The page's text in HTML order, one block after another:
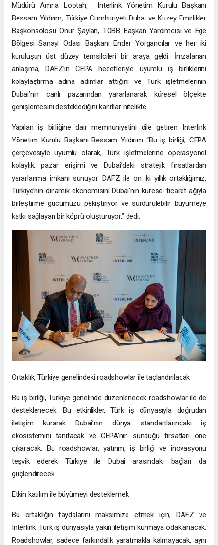
Müdürü Amna Lootah, Interlink Yönetim Kurulu Başkanı
Bessam Yıldırım, Türkiye Cumhuriyeti Dubai ve Kuzey Emirlikler
Başkonsolosu Onur Şaylan, TOBB Başkan Yardımcısı ve Ege
Bölgesi Sanayi Odası Başkanı Ender Yorgancılar ve her iki
kuruluşun üst düzey temsilcileri bir araya geldi. İmzalanan
anlaşma, DAFZ’ın CEPA hedefleriyle uyumlu iş birliklerini
kolaylaştırma adına adımlar attığını ve Türk işletmelerinin
Dubai’nin canlı pazarından yararlanarak küresel ölçekte
genişlemesini desteklediğini kanıtlar nitelikte.
Yapılan iş birliğine dair memnuniyetini dile getiren Interlink
Yönetim Kurulu Başkanı Bessam Yıldırım “Bu iş birliği, CEPA
çerçevesiyle uyumlu olarak, Türk işletmelerine operasyonel
kolaylık, pazar erişimi ve Dubai’deki stratejik fırsatlardan
yararlanma imkanı sunuyor. DAFZ ile on iki yıllık ortaklığımız,
Türkiye’nin dinamik ekonomisini Dubai’nin küresel ticaret ağıyla
birleştirme gücümüzü pekiştiriyor ve sürdürülebilir büyümeye
katkı sağlayan bir köprü oluşturuyor.” dedi.
Ortaklık, Türkiye genelindeki roadshowlar ile taçlandırılacak
Bu iş birliği, Türkiye genelinde düzenlenecek roadshowlar ile de
desteklenecek. Bu etkinlikler, Türk iş dünyasıyla doğrudan
iletişim kurarak Dubai’nin dünya standartlarındaki iş
ekosistemini tanıtacak ve CEPA’nın sunduğu fırsatları öne
çıkaracak. Bu roadshowlar, yatırım, iş birliği ve inovasyonu
teşvik ederek Türkiye ile Dubai arasındaki bağları da
güçlendirecek.
Etkin katılım ile büyümeyi desteklemek
Bu ortaklığın faydalarını maksimize etmek için, DAFZ ve
Interlink, Türk iş dünyasıyla yakın iletişim kurmaya odaklanacak.
Roadshowlar, sadece farkındalık yaratmakla kalmayacak, aynı